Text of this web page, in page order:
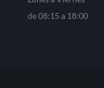
de 08:15 a 18:00